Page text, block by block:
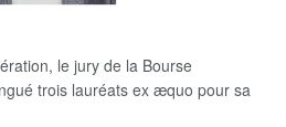
le jury de la Bourse
trois lauréats ex æquo pour sa